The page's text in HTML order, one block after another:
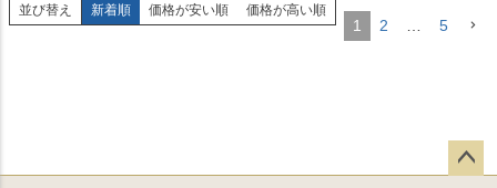
並び替え 新着順 価格が安い順 価格が高い順
1 2 5